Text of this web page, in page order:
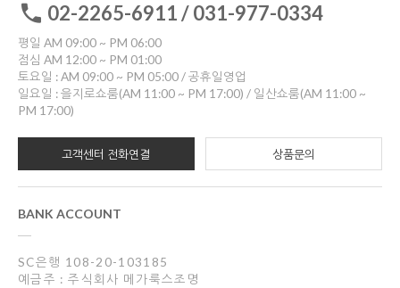
02-2265-6911 / 031-977-0334
평일 AM 09:00 ~ PM 06:00
점심 AM 12:00 ~ PM 01:00
토요일 : AM 09:00 ~ PM 05:00 / 공휴일영업
일요일 : 을지로쇼룸(AM 11:00 ~ PM 17:00) / 일산쇼룸(AM 11:00 ~
PM 17:00)
고객센터 전화연결 상품문의
BANK ACCOUNT
SC은행 108-20-103185
예금주 : 주식회사 메가룩스조명